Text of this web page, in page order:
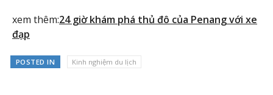
xem thêm:24 giờ khám phá thủ đô của Penang với xe
đạp
POSTED IN Kinh nghiệm du lịch